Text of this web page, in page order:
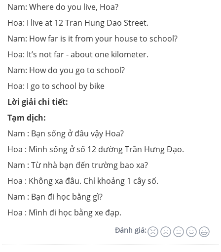
Nam: Where do you live, Hoa?
Hoa: I live at 12 Tran Hung Dao Street.
Nam: How far is it from your house to school?
Hoa: It’s not far - about one kilometer.
Nam: How do you go to school?
Hoa: I go to school by bike
Lời giải chi tiết:
Tạm dịch:
Nam : Bạn sống ở đâu vậy Hoa?
Hoa : Mình sống ở số 12 đường Trần Hưng Đạo.
Nam : Từ nhà bạn đến trường bao xa?
Hoa : Không xa đâu. Chỉ khoảng 1 cây số.
Nam : Bạn đi học bằng gì?
Hoa : Mình đi học bằng xe đạp.
Đánh giá: